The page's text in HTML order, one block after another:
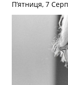
П’ятниця, 7